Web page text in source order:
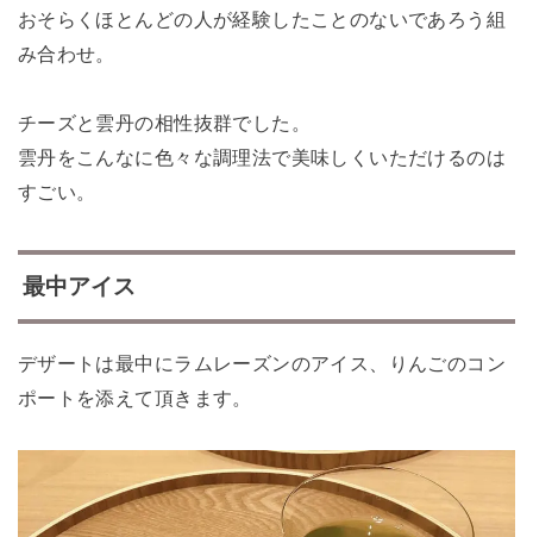
おそらくほとんどの人が経験したことのないであろう組
み合わせ。
チーズと雲丹の相性抜群でした。
雲丹をこんなに色々な調理法で美味しくいただけるのは
すごい。
最中アイス
デザートは最中にラムレーズンのアイス、りんごのコン
ポートを添えて頂きます。